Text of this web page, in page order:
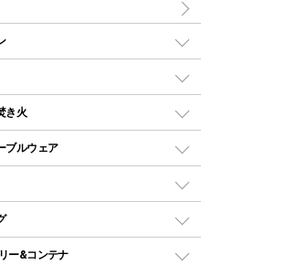
ト
ジナルテント
（レクタタープ）
ルマット
ブル
イター
き火
ンロ、グリル
（ロースタイル）グリル
ル
プグリル
ブルウェア
ーカー
ル
ス
ー&コンテナ